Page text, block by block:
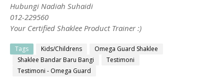
Hubungi Nadiah Suhaidi
012-229560
Your Certified Shaklee Product Trainer :)
Tags Kids/Childrens
Omega Guard Shaklee
Shaklee Bandar Baru Bangi
Testimoni
Testimoni - Omega Guard